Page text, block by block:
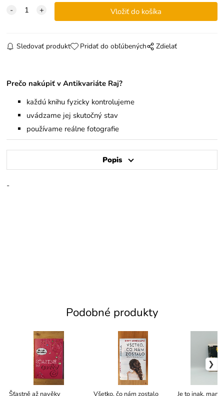
Sledovať produkt Pridať do obľúbených Zdielať
Prečo nakúpiť v Antikvariáte Raj?
každú knihu fyzicky kontrolujeme
uvádzame jej skutočný stav
používame reálne fotografie
Popis
-
Podobné produkty
Šťastně až navěky
Všetko, čo nám zostalo
Je to inak,